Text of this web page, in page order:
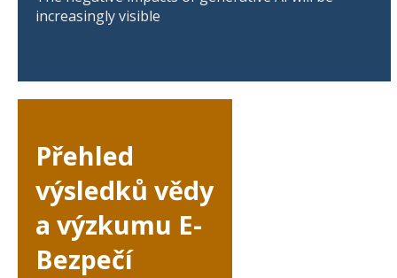
increasingly visible
Přehled
výsledků vědy
a výzkumu E-
Bezpečí